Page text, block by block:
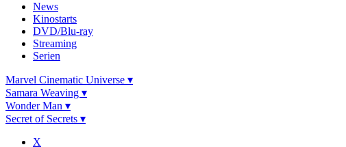
News
Kinostarts
DVD/Blu-ray
Streaming
Serien
Marvel Cinematic Universe ▾
Samara Weaving ▾
Wonder Man ▾
Secret of Secrets ▾
X